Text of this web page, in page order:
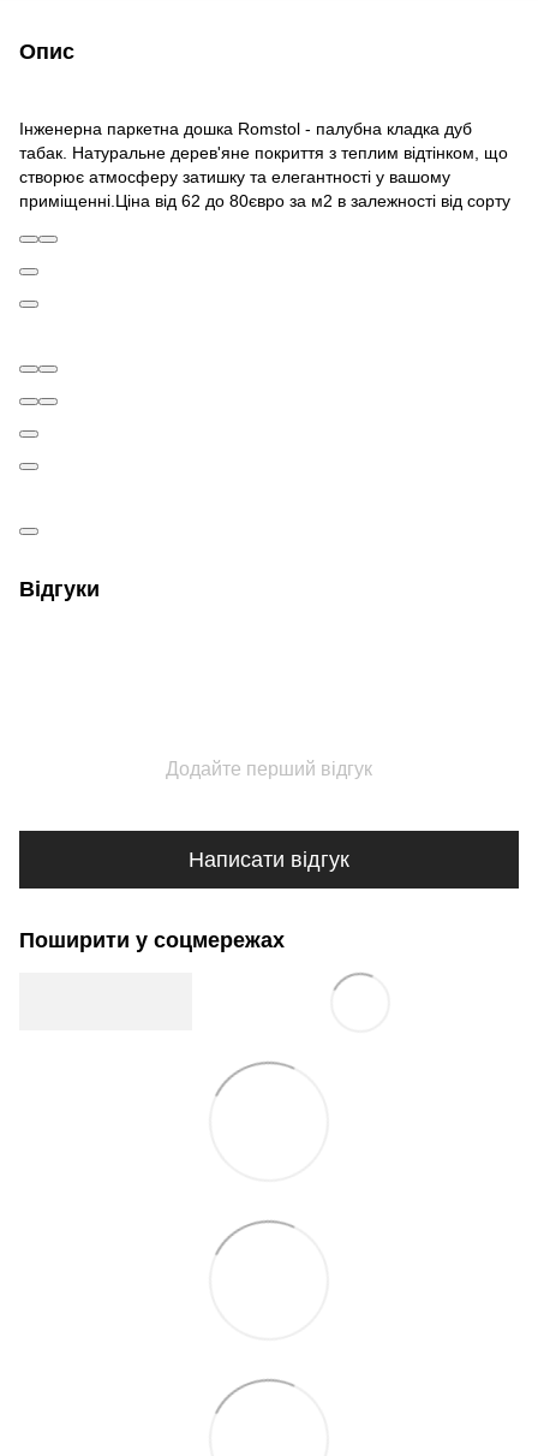
Опис
Інженерна паркетна дошка Romstol - палубна кладка дуб
табак. Натуральне дерев'яне покриття з теплим відтінком, що
створює атмосферу затишку та елегантності у вашому
приміщенні.Ціна від 62 до 80євро за м2 в залежності від сорту
Відгуки
Додайте перший відгук
Написати відгук
Поширити у соцмережах